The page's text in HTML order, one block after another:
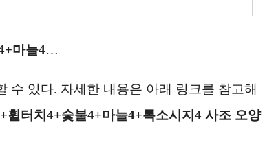
마늘4…
수 있다. 자세한 내용은 아래 링크를 참고해
터치4+숯불4+마늘4+톡소시지4 사조 오양